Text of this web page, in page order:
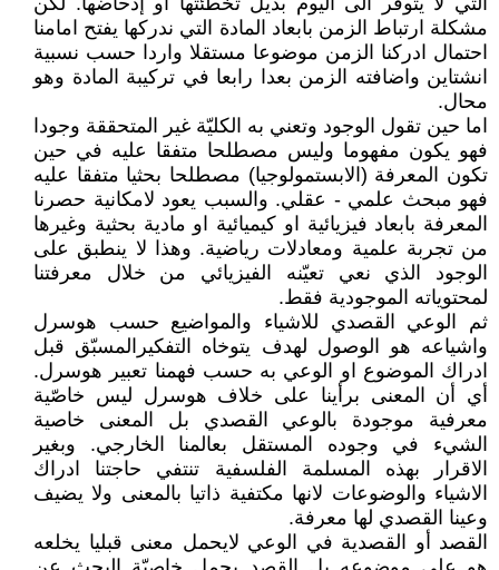
مشكلة ارتباط الزمن بابعاد المادة التي ندركها يفتح امامنا
احتمال ادركنا الزمن موضوعا مستقلا واردا حسب نسبية
انشتاين واضافته الزمن بعدا رابعا في تركيبة المادة وهو
محال.
اما حين تقول الوجود وتعني به الكليّة غير المتحققة وجودا
فهو يكون مفهوما وليس مصطلحا متفقا عليه في حين
تكون المعرفة (الابستمولوجيا) مصطلحا بحثيا متفقا عليه
فهو مبحث علمي - عقلي. والسبب يعود لامكانية حصرنا
المعرفة بابعاد فيزيائية او كيميائية او مادية بحثية وغيرها
من تجربة علمية ومعادلات رياضية. وهذا لا ينطبق على
الوجود الذي نعي تعيّنه الفيزيائي من خلال معرفتنا
لمحتوياته الموجودية فقط.
ثم الوعي القصدي للاشياء والمواضيع حسب هوسرل
واشياعه هو الوصول لهدف يتوخاه التفكيرالمسبّق قبل
ادراك الموضوع او الوعي به حسب فهمنا تعبير هوسرل.
أي أن المعنى برأينا على خلاف هوسرل ليس خاصّية
معرفية موجودة بالوعي القصدي بل المعنى خاصية
الشيء في وجوده المستقل بعالمنا الخارجي. وبغير
الاقرار بهذه المسلمة الفلسفية تنتفي حاجتنا ادراك
الاشياء والوضوعات لانها مكتفية ذاتيا بالمعنى ولا يضيف
وعينا القصدي لها معرفة.
القصد أو القصدية في الوعي لايحمل معنى قبليا يخلعه